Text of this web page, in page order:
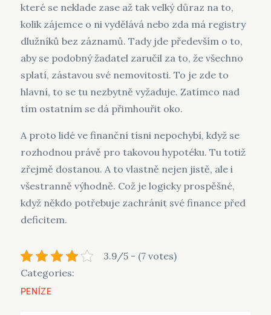
které se neklade zase až tak velký důraz na to,
kolik zájemce o ni vydělává nebo zda má registry
dlužníků bez záznamů. Tady jde především o to,
aby se podobný žadatel zaručil za to, že všechno
splatí, zástavou své nemovitosti. To je zde to
hlavní, to se tu nezbytně vyžaduje. Zatímco nad
tím ostatním se dá přimhouřit oko.
A proto lidé ve finanční tísni nepochybí, když se
rozhodnou právě pro takovou hypotéku. Tu totiž
zřejmě dostanou. A to vlastně nejen jistě, ale i
všestranně výhodně. Což je logicky prospěšné,
když někdo potřebuje zachránit své finance před
deficitem.
3.9/5 - (7 votes)
Categories:
PENÍZE